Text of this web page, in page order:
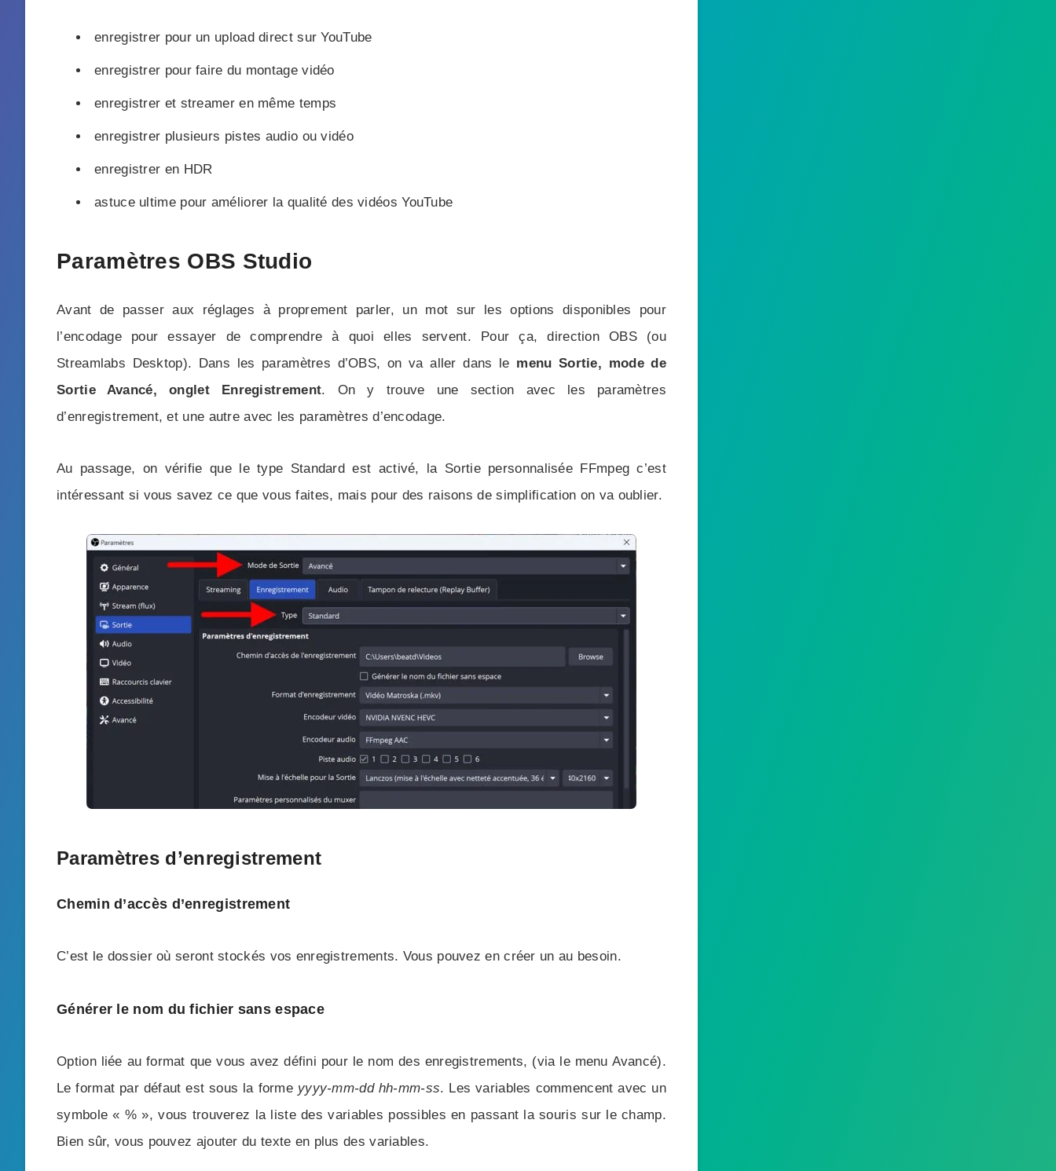
enregistrer pour un upload direct sur YouTube
enregistrer pour faire du montage vidéo
enregistrer et streamer en même temps
enregistrer plusieurs pistes audio ou vidéo
enregistrer en HDR
astuce ultime pour améliorer la qualité des vidéos YouTube
Paramètres OBS Studio
Avant de passer aux réglages à proprement parler, un mot sur les options disponibles pour
l’encodage pour essayer de comprendre à quoi elles servent. Pour ça, direction OBS (ou
Streamlabs Desktop). Dans les paramètres d’OBS, on va aller dans le menu Sortie, mode de
Sortie Avancé, onglet Enregistrement. On y trouve une section avec les paramètres
d’enregistrement, et une autre avec les paramètres d’encodage.
Au passage, on vérifie que le type Standard est activé, la Sortie personnalisée FFmpeg c’est
intéressant si vous savez ce que vous faites, mais pour des raisons de simplification on va oublier.
Paramètres d’enregistrement
Chemin d’accès d’enregistrement
C’est le dossier où seront stockés vos enregistrements. Vous pouvez en créer un au besoin.
Générer le nom du fichier sans espace
Option liée au format que vous avez défini pour le nom des enregistrements, (via le menu Avancé).
Le format par défaut est sous la forme yyyy-mm-dd hh-mm-ss. Les variables commencent avec un
symbole « % », vous trouverez la liste des variables possibles en passant la souris sur le champ.
Bien sûr, vous pouvez ajouter du texte en plus des variables.